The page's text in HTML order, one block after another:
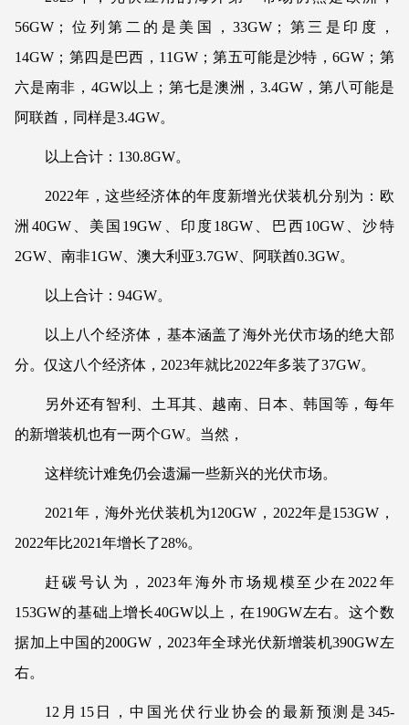
56GW；位列第二的是美国，33GW；第三是印度，
14GW；第四是巴西，11GW；第五可能是沙特，6GW；第
六是南非，4GW以上；第七是澳洲，3.4GW，第八可能是
阿联酋，同样是3.4GW。
以上合计：130.8GW。
2022年，这些经济体的年度新增光伏装机分别为：欧
洲40GW、美国19GW、印度18GW、巴西10GW、沙特
2GW、南非1GW、澳大利亚3.7GW、阿联酋0.3GW。
以上合计：94GW。
以上八个经济体，基本涵盖了海外光伏市场的绝大部
分。仅这八个经济体，2023年就比2022年多装了37GW。
另外还有智利、土耳其、越南、日本、韩国等，每年
的新增装机也有一两个GW。当然，
这样统计难免仍会遗漏一些新兴的光伏市场。
2021年，海外光伏装机为120GW，2022年是153GW，
2022年比2021年增长了28%。
赶碳号认为，2023年海外市场规模至少在2022年
153GW的基础上增长40GW以上，在190GW左右。这个数
据加上中国的200GW，2023年全球光伏新增装机390GW左
右。
12月15日，中国光伏行业协会的最新预测是345-